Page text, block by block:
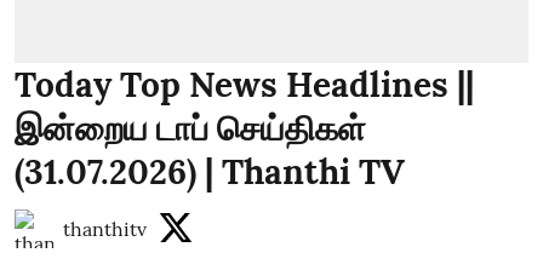
Today Top News Headlines ||
இன்றைய டாப் செய்திகள்
(31.07.2026) | Thanthi TV
thanthitv